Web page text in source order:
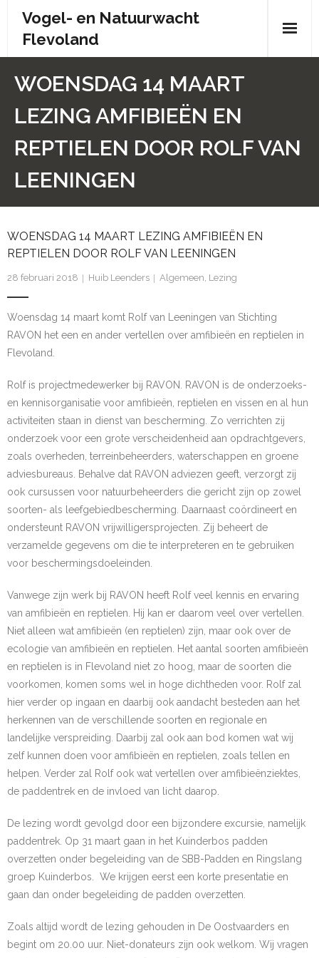
content
Vogel- en Natuurwacht
Flevoland
- Brochure
- Organisatiestructuur
- Contactpersonen
- Etiekregels
- Financiën
- ANBI
Werkgroepen
- Werkgroepen
- Activiteitencommissie
- Bescherming
- Knobbelzwanen
- Natuurfotografie
- - Foto van de maand
- Werkgroep Vogels ringen
- Tellingen
- - Tuinvogeltelling 2025/2026
- - Tuinvogeltelling: verslag van winter 2025-2026
Cursus
- Cursus
WOENSDAG 14 MAART
LEZING AMFIBIEËN EN
REPTIELEN DOOR ROLF VAN
LEENINGEN
WOENSDAG 14 MAART LEZING AMFIBIEËN EN
REPTIELEN DOOR ROLF VAN LEENINGEN
28 februari 2018 Huib Leenders Algemeen, Lezing
Woensdag 14 maart komt Rolf van Leeningen van Stichting
RAVON het een en ander vertellen over amfibieën en reptielen in
Flevoland.
Rolf is projectmedewerker bij RAVON. RAVON is de onderzoeks-
en kennisorganisatie voor amfibieën, reptielen en vissen en al hun
activiteiten staan in dienst van bescherming. Zo verrichten zij
onderzoek voor een grote verscheidenheid aan opdrachtgevers,
zoals overheden, terreinbeheerders, waterschappen en groene
adviesbureaus. Behalve dat RAVON adviezen geeft, verzorgt zij
ook cursussen voor natuurbeheerders die gericht zijn op zowel
soorten- als leefgebiedbescherming. Daarnaast coördineert en
ondersteunt RAVON vrijwilligersprojecten. Zij beheert de
verzamelde gegevens om die te interpreteren en te gebruiken
voor beschermingsdoeleinden.
Vanwege zijn werk bij RAVON heeft Rolf veel kennis en ervaring
van amfibieën en reptielen. Hij kan er daarom veel over vertellen.
Niet alleen wat amfibieën (en reptielen) zijn, maar ook over de
ecologie van amfibieën en reptielen. Het aantal soorten amfibieën
en reptielen is in Flevoland niet zo hoog, maar de soorten die
voorkomen, komen soms wel in hoge dichtheden voor. Rolf zal
hier verder op ingaan en daarbij ook aandacht besteden aan het
herkennen van de verschillende soorten en regionale en
landelijke verspreiding. Daarbij zal ook aan bod komen wat wij
zelf kunnen doen voor amfibieën en reptielen, zoals tellen en
helpen. Verder zal Rolf ook wat vertellen over amfibieënziektes,
de paddentrek en de invloed van licht daarop.
De lezing wordt gevolgd door een bijzondere excursie, namelijk
paddentrek. Op 31 maart gaan in het Kuinderbos padden
overzetten onder begeleiding van de SBB-Padden en Ringslang
groep Kuinderbos. We krijgen eerst een korte presentatie en
gaan dan onder begeleiding de padden overzetten.
Zoals altijd wordt de lezing gehouden in De Oostvaarders en
begint om 20.00 uur. Niet-donateurs zijn ook welkom. Wij vragen